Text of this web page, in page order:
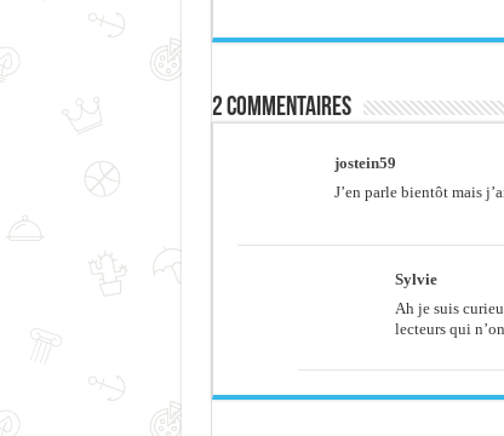
2 commentaires
jostein59
J’en parle bientôt mais
Sylvie
Ah je suis
lecteurs qui